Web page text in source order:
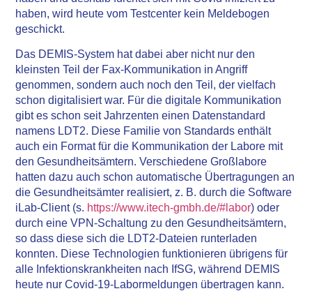
haben, wird heute vom Testcenter kein Meldebogen
geschickt.
Das DEMIS-System hat dabei aber nicht nur den
kleinsten Teil der Fax-Kommunikation in Angriff
genommen, sondern auch noch den Teil, der vielfach
schon digitalisiert war. Für die digitale Kommunikation
gibt es schon seit Jahrzenten einen Datenstandard
namens LDT2. Diese Familie von Standards enthält
auch ein Format für die Kommunikation der Labore mit
den Gesundheitsämtern. Verschiedene Großlabore
hatten dazu auch schon automatische Übertragungen an
die Gesundheitsämter realisiert, z. B. durch die Software
iLab-Client (s. https://www.itech-gmbh.de/#labor) oder
durch eine VPN-Schaltung zu den Gesundheitsämtern,
so dass diese sich die LDT2-Dateien runterladen
konnten. Diese Technologien funktionieren übrigens für
alle Infektionskrankheiten nach IfSG, während DEMIS
heute nur Covid-19-Labormeldungen übertragen kann.